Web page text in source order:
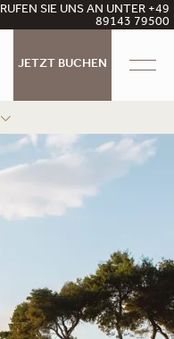
RUFEN SIE UNS AN UNTER +49
89143 79500
JETZT BUCHEN